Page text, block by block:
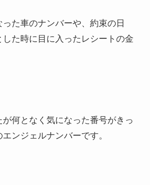
た車のナンバーや、約束の日
した時に目に入ったレシートの金
が何となく気になった番号がきっ
ンジェルナンバーです。